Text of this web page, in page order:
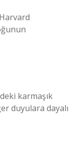
karmaşık
duyulara dayalı